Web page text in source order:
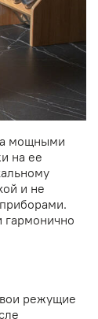
мощными
на ее
и не
гармонично
режущие